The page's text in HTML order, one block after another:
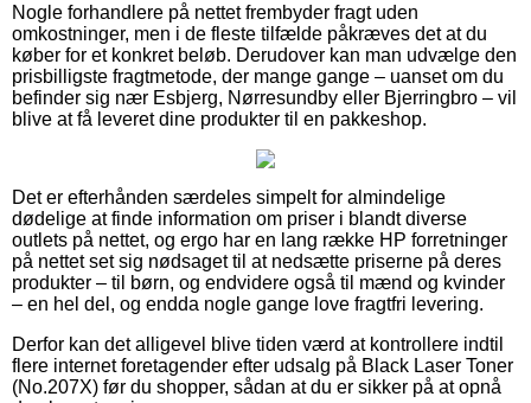
Nogle forhandlere på nettet frembyder fragt uden
omkostninger, men i de fleste tilfælde påkræves det at du
køber for et konkret beløb. Derudover kan man udvælge den
prisbilligste fragtmetode, der mange gange – uanset om du
befinder sig nær Esbjerg, Nørresundby eller Bjerringbro – vil
blive at få leveret dine produkter til en pakkeshop.
Det er efterhånden særdeles simpelt for almindelige
dødelige at finde information om priser i blandt diverse
outlets på nettet, og ergo har en lang række HP forretninger
på nettet set sig nødsaget til at nedsætte priserne på deres
produkter – til børn, og endvidere også til mænd og kvinder
– en hel del, og endda nogle gange love fragtfri levering.
Derfor kan det alligevel blive tiden værd at kontrollere indtil
flere internet foretagender efter udsalg på Black Laser Toner
(No.207X) før du shopper, sådan at du er sikker på at opnå